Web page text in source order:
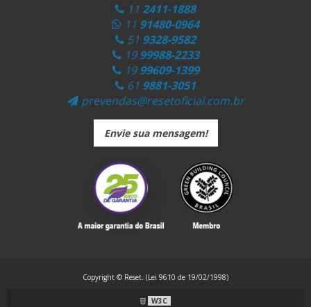
112411-1888
11 91480-0964
51 9328-9582
1999988-2233
1999609-1399
61 9881-3051
prevendas@resetoficial.com.br
Envie sua mensagem!
Copyright © Reset. (Lei 9610 de 19/02/1998)
W3C